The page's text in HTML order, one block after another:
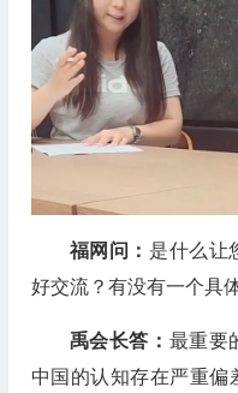
福网问： 是什么让
好交流？有没有一个具
禹会长答： 最重要
中国的认知存在严重偏